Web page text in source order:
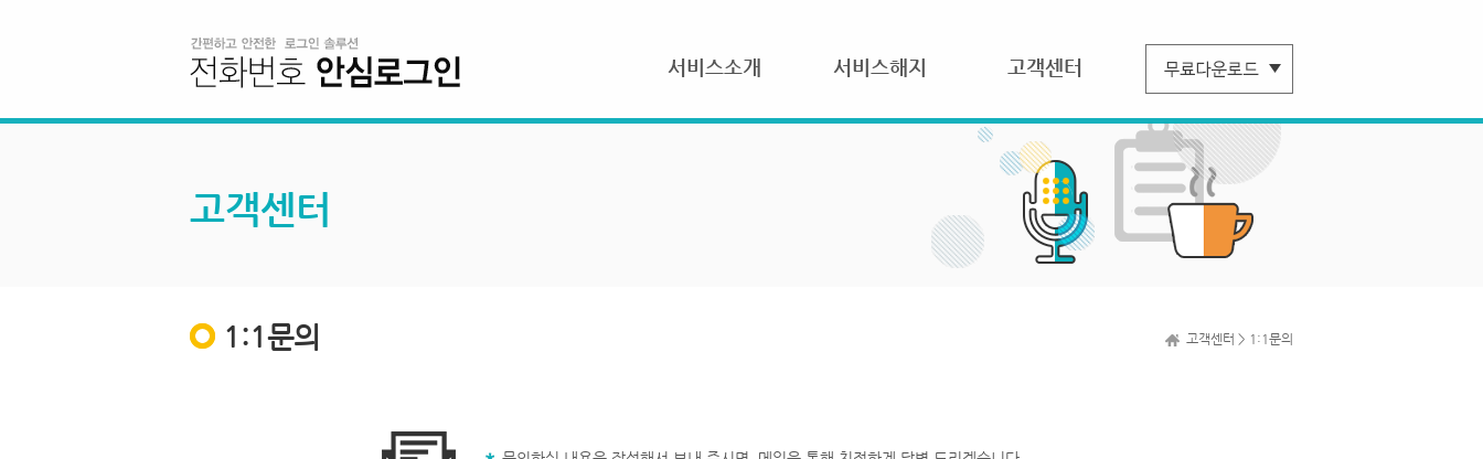
서비스소개 서비스해지 고객센터
고객센터
1:1문의 고객센터 > 1:1문의